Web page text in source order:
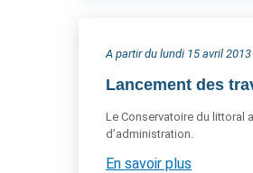
A partir du lundi 15 avril 2013
Lancement des
Le Conservatoire du littoral
d’administration.
En savoir plus